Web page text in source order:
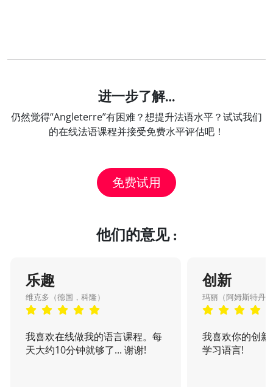
进一步了解…
仍然觉得“Angleterre”有困难？想提升法语水平？试试我们
的在线法语课程并接受免费水平评估吧！
免费试用
他们的意见 :
乐趣
维克多（德国，科隆）
我喜欢在线做我的语言课程。每
天大约10分钟就够了... 谢谢!
创新
玛丽（阿姆斯特丹
我喜欢你的创
学习语言!